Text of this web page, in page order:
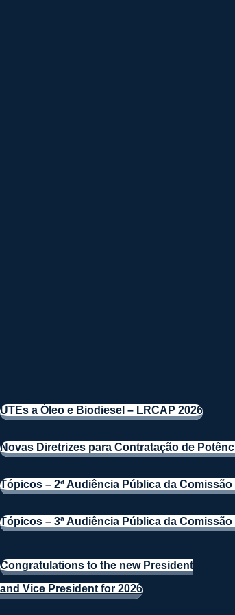
UTEs a Óleo e Biodiesel – LRCAP 2026
Novas Diretrizes para Contratação de
Tópicos – 2ª Audiência Pública da
Tópicos – 3ª Audiência Pública da
Congratulations to the new President
and Vice President for 2026